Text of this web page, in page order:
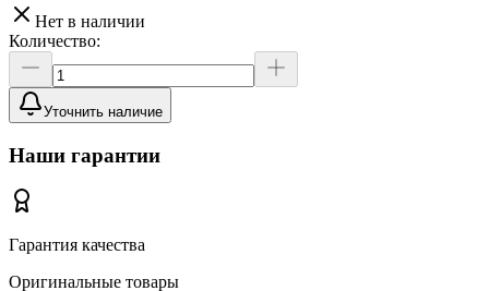
Нет в наличии
Количество:
Уточнить наличие
Наши гарантии
Гарантия качества
Оригинальные товары